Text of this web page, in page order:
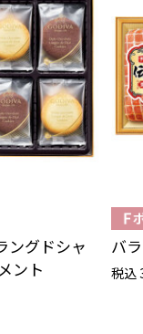
ングドシャ
ント
バ
税込